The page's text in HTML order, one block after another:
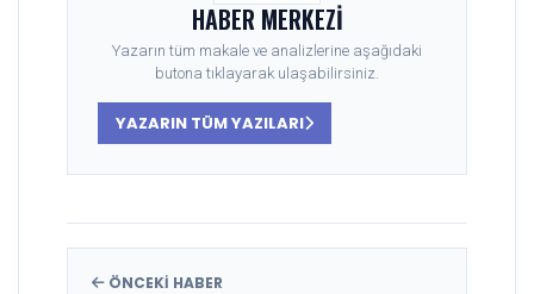
HABER MERKEZI
Yazarın tüm makale ve analizlerine aşağıdaki
butona tıklayarak ulaşabilirsiniz.
YAZARIN TÜM YAZILARI
ÖNCEKI HABER